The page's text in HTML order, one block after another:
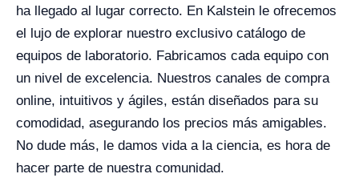
ha llegado al lugar correcto. En Kalstein le ofrecemos
el lujo de explorar nuestro exclusivo catálogo de
equipos de laboratorio. Fabricamos cada equipo con
un nivel de excelencia. Nuestros canales de compra
online, intuitivos y ágiles, están diseñados para su
comodidad, asegurando los precios más amigables.
No dude más, le damos vida a la ciencia, es hora de
hacer parte de nuestra comunidad.